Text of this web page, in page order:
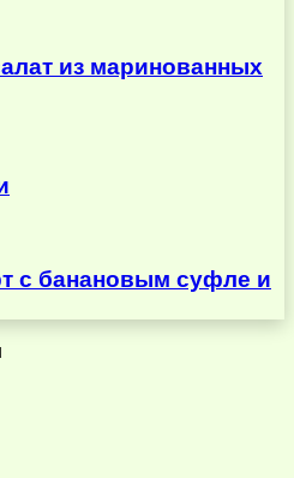
из маринованных
с банановым суфле и